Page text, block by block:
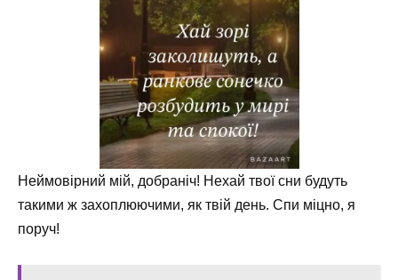
Неймовірний мій, добраніч! Нехай твої сни будуть
такими ж захоплюючими, як твій день. Спи міцно, я
поруч!